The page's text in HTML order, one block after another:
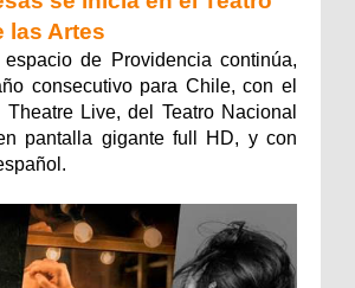
las Artes
de Providencia continúa,
consecutivo para Chile, con el
Live, del Teatro Nacional
pantalla gigante full HD, y con